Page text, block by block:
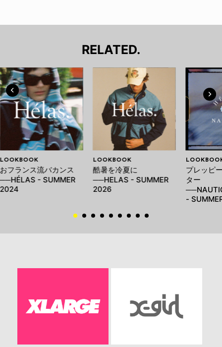
RELATED.
LOOKBOOK
おフランス流バカンス
──HÉLAS - SUMMER
2024
LOOKBOOK
酷暑を冷夏に
──HELAS - SUMMER
2026
プレッピ
ター
-